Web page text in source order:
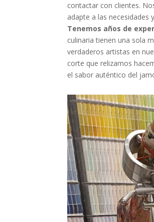
contactar con clientes.
adapte a las necesidades
Tenemos años de
culinaria tienen una sola
verdaderos artistas en
corte que relizamos
el sabor auténtico del